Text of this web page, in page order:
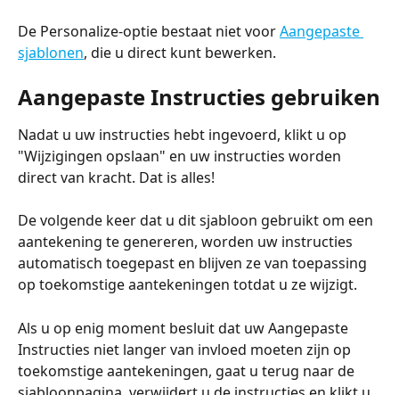
De Personalize-optie bestaat niet voor Aangepaste
sjablonen, die u direct kunt bewerken.
Aangepaste Instructies gebruiken
Nadat u uw instructies hebt ingevoerd, klikt u op
"Wijzigingen opslaan" en uw instructies worden
direct van kracht. Dat is alles!
De volgende keer dat u dit sjabloon gebruikt om een
aantekening te genereren, worden uw instructies
automatisch toegepast en blijven ze van toepassing
op toekomstige aantekeningen totdat u ze wijzigt.
Als u op enig moment besluit dat uw Aangepaste
Instructies niet langer van invloed moeten zijn op
toekomstige aantekeningen, gaat u terug naar de